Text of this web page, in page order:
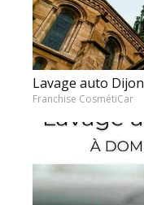
Lavage auto Dijon
Franchise CosmétiCar